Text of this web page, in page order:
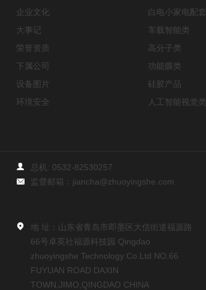
企业文化
大事记
荣誉资质
下属公司
设备图片
环境安全
白电小家电配套
车载智能类
高分子类
功能膜类
硅胶产品
人工智能视觉类
总机: 0532-82530257
监督邮箱： jiancha@zhuoyingshe.com
地 址：山东省青岛市即墨区大信街道福源路
66号卓英社福源科技园 Qingdao
zhuoyingshe Technology Co.Ltd NO.66
FUYUAN ROAD DAXIN
TOWN,JIMO,QINGDAO CHINA